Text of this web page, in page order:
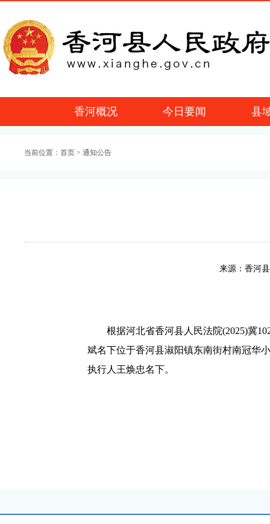
香河概况 今日要闻 县
当前位置： 首页 > 通知公告
来源：香河
根据河北省香河县人民法院(2025)冀
斌名下位于香河县淑阳镇东南街村南冠华
执行人王焕忠名下。